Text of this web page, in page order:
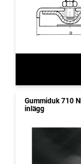
Gummiduk 710
inlägg